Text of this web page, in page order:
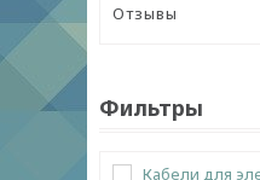
Отзывы
Фильтры
Кабели для